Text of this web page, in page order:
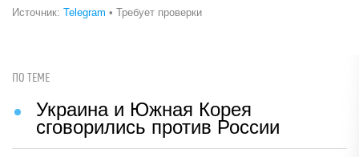
Источник: Telegram • Требует проверки
ПО ТЕМЕ
Украина и Южная Корея
сговорились против России